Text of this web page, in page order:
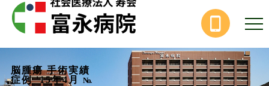
脳腫瘍 手術実績
症例 '15年4月
No.